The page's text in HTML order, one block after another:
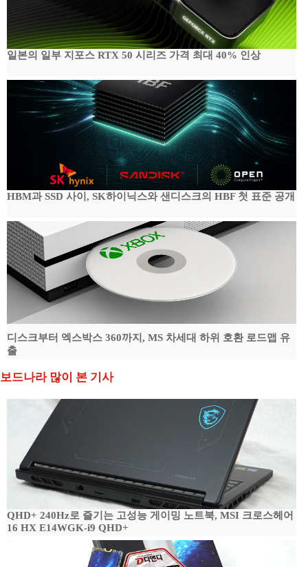
일본의 일부 지포스 RTX 50 시리즈 가격 최대 40% 인상
HBM과 SSD 사이, SK하이닉스와 샌디스크의 HBF 첫 표준 공개
디스크부터 엑스박스 360까지, MS 차세대 하위 호환 로드맵 유
출
보드나라 많이 본 기사
QHD+ 240Hz로 즐기는 고성능 게이밍 노트북, MSI 크로스헤어
16 HX E14WGK-i9 QHD+